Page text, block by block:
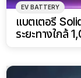
EV BATTERY
แบตเตอรี่
ระยะทางใกล้